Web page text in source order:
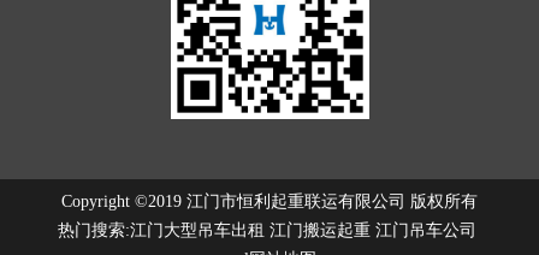
Copyright ©2019 江门市恒利起重联运有限公司 版权所有
热门搜索:江门大型吊车出租 江门搬运起重 江门吊车公司